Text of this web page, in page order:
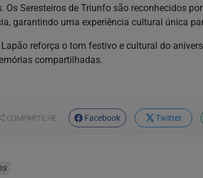
Os Seresteiros de Triunfo são reconhecidos
garantindo uma experiência cultural única
reforça o tom festivo e cultural do
compartilhadas.
COMPARTILHE Facebook Twitter